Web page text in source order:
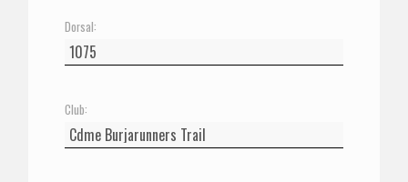
Dorsal:
Club: